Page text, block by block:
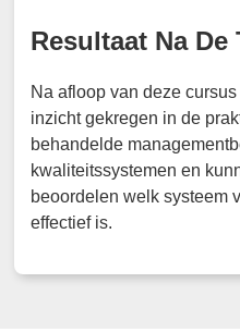
Resultaat Na De
Na afloop van deze
inzicht gekregen in de
behandelde
kwaliteitssystemen en
beoordelen welk systeem
effectief is.